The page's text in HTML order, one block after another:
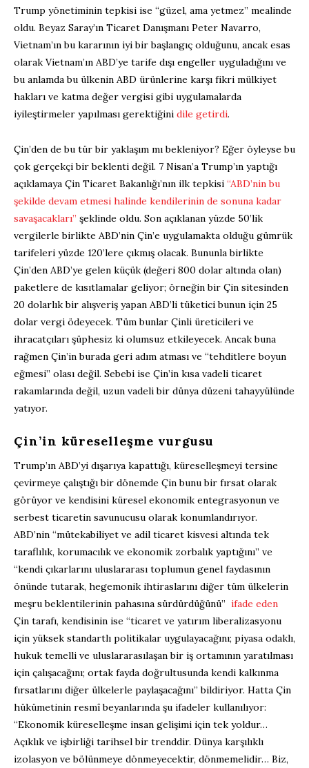
Trump yönetiminin tepkisi ise “güzel, ama yetmez” mealinde
oldu. Beyaz Saray’ın Ticaret Danışmanı Peter Navarro,
Vietnam’ın bu kararının iyi bir başlangıç olduğunu, ancak esas
olarak Vietnam’ın ABD’ye tarife dışı engeller uyguladığını ve
bu anlamda bu ülkenin ABD ürünlerine karşı fikri mülkiyet
hakları ve katma değer vergisi gibi uygulamalarda
iyileştirmeler yapılması gerektiğini dile getirdi.
Çin’den de bu tür bir yaklaşım mı bekleniyor? Eğer öyleyse bu
çok gerçekçi bir beklenti değil. 7 Nisan’a Trump’ın yaptığı
açıklamaya Çin Ticaret Bakanlığı’nın ilk tepkisi “ABD’nin bu
şekilde devam etmesi halinde kendilerinin de sonuna kadar
savaşacakları” şeklinde oldu. Son açıklanan yüzde 50’lik
vergilerle birlikte ABD’nin Çin’e uygulamakta olduğu gümrük
tarifeleri yüzde 120’lere çıkmış olacak. Bununla birlikte
Çin’den ABD’ye gelen küçük (değeri 800 dolar altında olan)
paketlere de kısıtlamalar geliyor; örneğin bir Çin sitesinden
20 dolarlık bir alışveriş yapan ABD’li tüketici bunun için 25
dolar vergi ödeyecek. Tüm bunlar Çinli üreticileri ve
ihracatçıları şüphesiz ki olumsuz etkileyecek. Ancak buna
rağmen Çin’in burada geri adım atması ve “tehditlere boyun
eğmesi” olası değil. Sebebi ise Çin’in kısa vadeli ticaret
rakamlarında değil, uzun vadeli bir dünya düzeni tahayyülünde
yatıyor.
Çin’in küreselleşme vurgusu
Trump’ın ABD’yi dışarıya kapattığı, küreselleşmeyi tersine
çevirmeye çalıştığı bir dönemde Çin bunu bir fırsat olarak
görüyor ve kendisini küresel ekonomik entegrasyonun ve
serbest ticaretin savunucusu olarak konumlandırıyor.
ABD’nin “mütekabiliyet ve adil ticaret kisvesi altında tek
taraflılık, korumacılık ve ekonomik zorbalık yaptığını” ve
“kendi çıkarlarını uluslararası toplumun genel faydasının
önünde tutarak, hegemonik ihtiraslarını diğer tüm ülkelerin
meşru beklentilerinin pahasına sürdürdüğünü” ifade eden
Çin tarafı, kendisinin ise “ticaret ve yatırım liberalizasyonu
için yüksek standartlı politikalar uygulayacağını; piyasa odaklı,
hukuk temelli ve uluslararasılaşan bir iş ortamının yaratılması
için çalışacağını; ortak fayda doğrultusunda kendi kalkınma
fırsatlarını diğer ülkelerle paylaşacağını” bildiriyor. Hatta Çin
hükümetinin resmî beyanlarında şu ifadeler kullanılıyor:
“Ekonomik küreselleşme insan gelişimi için tek yoldur…
Açıklık ve işbirliği tarihsel bir trenddir. Dünya karşılıklı
izolasyon ve bölünmeye dönmeyecektir, dönmemelidir… Biz,